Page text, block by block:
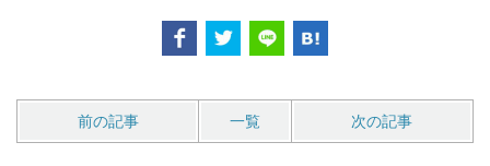
前の記事 一覧 次の記事